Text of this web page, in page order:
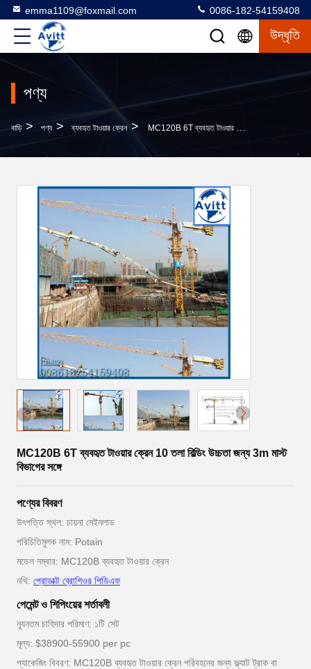
emma1109@foxmail.com 0086-182-54159408
উদ্ধৃতি
পণ্য
বাড়ি > পণ্য > ব্যবহৃত টাওয়ার ক্রেন > MC120B 6T ব্যবহৃত টাওয়ার ক্রেন 10 তলা বিল্ডিং উচ্চতা জন্য 3m মাস্ট বিভাগের সঙ্গে
MC120B 6T ব্যবহৃত টাওয়ার ক্রেন 10 তলা বিল্ডিং উচ্চতা জন্য 3m মাস্ট
বিভাগের সঙ্গে
পণ্যের বিবরণ
উৎপত্তি স্থল: চায়না মেইনলাড
পরিচিতিমুলক নাম: Potain
মডেল নম্বার: MC120B ব্যবহৃত টাওয়ার ক্রেন
নথি: প্রোডাক্ট ব্রোশিওর পিডিএফ
পেমেন্ট ও শিপিংয়ের শর্তাবলী
ন্যূনতম চাহিদার পরিমাণ: ১টি সেট
মূল্য: $38900-55900 per pc
প্যাকেজিং বিবরণ: MC120B ব্যবহৃত টাওয়ার ক্রেন পরিবহনের জন্য ফ্ল্যাট ট্রাক বা